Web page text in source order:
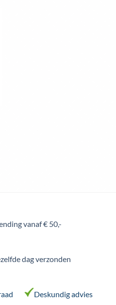
vanaf € 50,-
dag verzonden
Deskundig advies